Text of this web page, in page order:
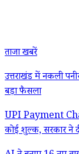
ताजा खबरें
उत्तराखंड में नकली
बड़ा फैसला
UPI Payment
कोई शुल्क, सरकार ने